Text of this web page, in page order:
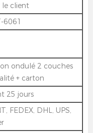
le client
6061
ondulé 2 couches
+ carton
25 jours
FEDEX, DHL, UPS,